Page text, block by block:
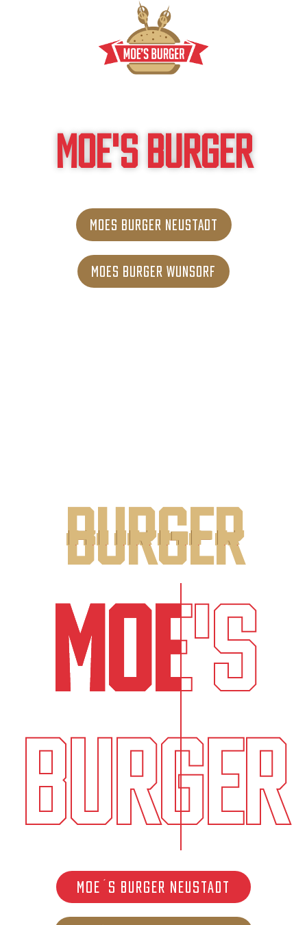
MOE'S BURGER
MOES BURGER NEUSTADT
MOES BURGER WUNSORF
BURGER
MOE'S
BURGER
Moe´s Burger Neustadt